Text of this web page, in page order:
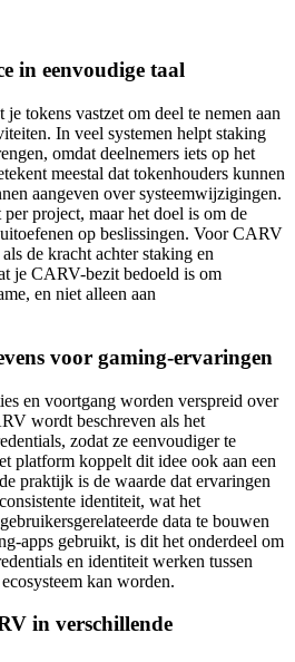
in eenvoudige taal
je tokens vastzet om deel te nemen aan
In veel systemen helpt staking
omdat deelnemers iets op het
meestal dat tokenhouders kunnen
aangeven over systeemwijzigingen.
project, maar het doel is om de
op beslissingen. Voor CARV
de kracht achter staking en
je CARV-bezit bedoeld is om
en niet alleen aan
voor gaming-ervaringen
en voortgang worden verspreid over
wordt beschreven als het
zodat ze eenvoudiger te
platform koppelt dit idee ook aan een
praktijk is de waarde dat ervaringen
identiteit, wat het
data te bouwen
apps gebruikt, is dit het onderdeel om
en identiteit werken tussen
kan worden.
in verschillende